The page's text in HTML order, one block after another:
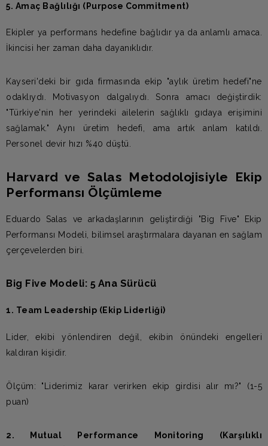
5. Amaç Bağlılığı (Purpose Commitment)
Ekipler ya performans hedefine bağlıdır ya da anlamlı amaca.
İkincisi her zaman daha dayanıklıdır.
Kayseri'deki bir gıda firmasında ekip "aylık üretim hedefi"ne
odaklıydı. Motivasyon dalgalıydı. Sonra amacı değiştirdik:
"Türkiye'nin her yerindeki ailelerin sağlıklı gıdaya erişimini
sağlamak." Aynı üretim hedefi, ama artık anlam katıldı.
Personel devir hızı %40 düştü.
Harvard ve Salas Metodolojisiyle Ekip
Performansı Ölçümleme
Eduardo Salas ve arkadaşlarının geliştirdiği "Big Five" Ekip
Performansı Modeli, bilimsel araştırmalara dayanan en sağlam
çerçevelerden biri.
Big Five Modeli: 5 Ana Sürücü
1. Team Leadership (Ekip Liderliği)
Lider, ekibi yönlendiren değil, ekibin önündeki engelleri
kaldıran kişidir.
Ölçüm: "Liderimiz karar verirken ekip girdisi alır mı?" (1-5
puan)
2. Mutual Performance Monitoring (Karşılıklı